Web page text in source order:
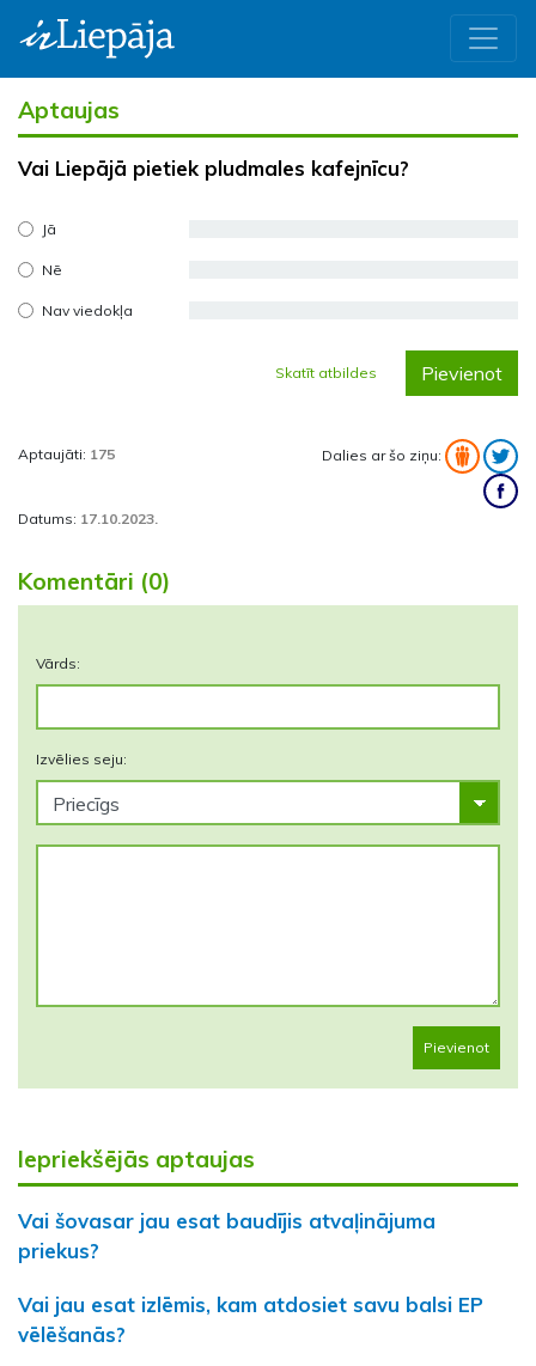
Aptaujas
Vai Liepājā pietiek pludmales kafejnīcu?
Jā
Nē
Nav viedokļa
Skatīt atbildes Pievienot
Aptaujāti: 175 Dalies ar šo ziņu:
Datums: 17.10.2023.
Komentāri (0)
Vārds:
Izvēlies seju:
Pievienot
Iepriekšējās aptaujas
Vai šovasar jau esat baudījis atvaļinājuma
priekus?
Vai jau esat izlēmis, kam atdosiet savu balsi EP
vēlēšanās?